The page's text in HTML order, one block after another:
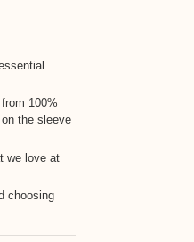
100%
the sleeve
we love at
choosing